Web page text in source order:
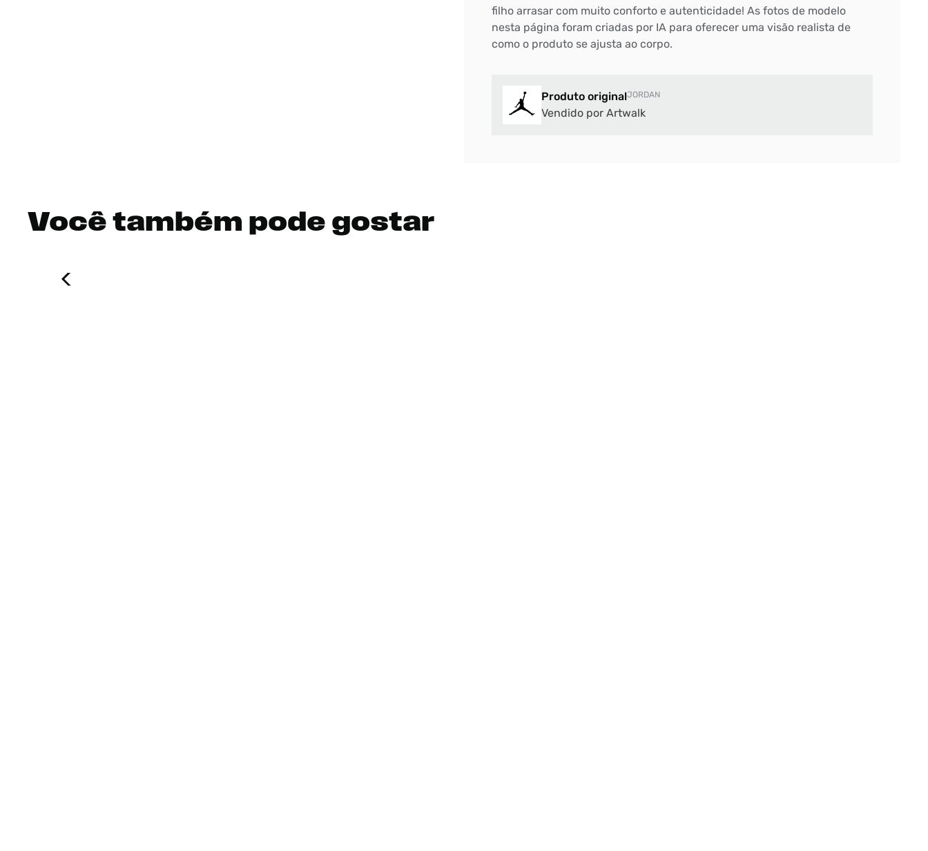
filho arrasar com muito conforto e autenticidade! As fotos de modelo
nesta página foram criadas por IA para oferecer uma visão realista de
como o produto se ajusta ao corpo.
Produto originalJORDAN
Vendido por Artwalk
Você também pode gostar